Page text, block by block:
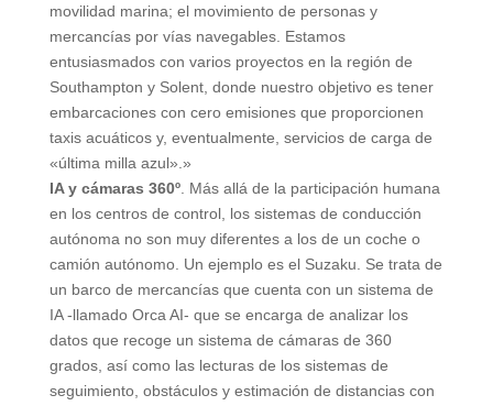
movilidad marina; el movimiento de personas y
mercancías por vías navegables. Estamos
entusiasmados con varios proyectos en la región de
Southampton y Solent, donde nuestro objetivo es tener
embarcaciones con cero emisiones que proporcionen
taxis acuáticos y, eventualmente, servicios de carga de
«última milla azul».»
IA y cámaras 360º. Más allá de la participación humana
en los centros de control, los sistemas de conducción
autónoma no son muy diferentes a los de un coche o
camión autónomo. Un ejemplo es el Suzaku. Se trata de
un barco de mercancías que cuenta con un sistema de
IA -llamado Orca AI- que se encarga de analizar los
datos que recoge un sistema de cámaras de 360
grados, así como las lecturas de los sistemas de
seguimiento, obstáculos y estimación de distancias con